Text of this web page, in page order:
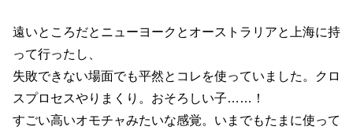
遠いところだとニューヨークとオーストラリアと上海に持
って行ったし、
失敗できない場面でも平然とコレを使っていました。クロ
スプロセスやりまくり。おそろしい子……！
すごい高いオモチャみたいな感覚。いまでもたまに使って